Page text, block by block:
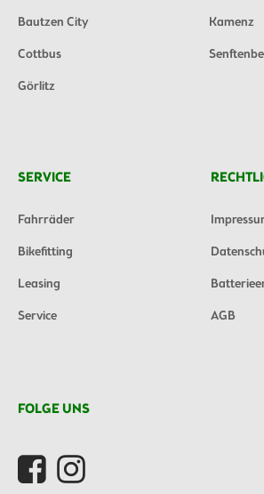
Bautzen City
Kamenz
Cottbus
Görlitz
SERVICE
Fahrräder
Bikefitting
Leasing
Service
AGB
FOLGE UNS